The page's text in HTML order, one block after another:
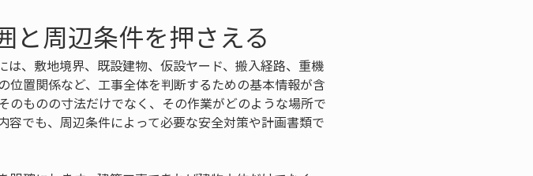
と周辺条件を押さえる
、敷地境界、既設建物、仮設ヤード、搬入経路、重機
置関係など、工事全体を判断するための基本情報が含
のものの寸法だけでなく、その作業がどのような場所で
でも、周辺条件によって必要な安全対策や計画書類で